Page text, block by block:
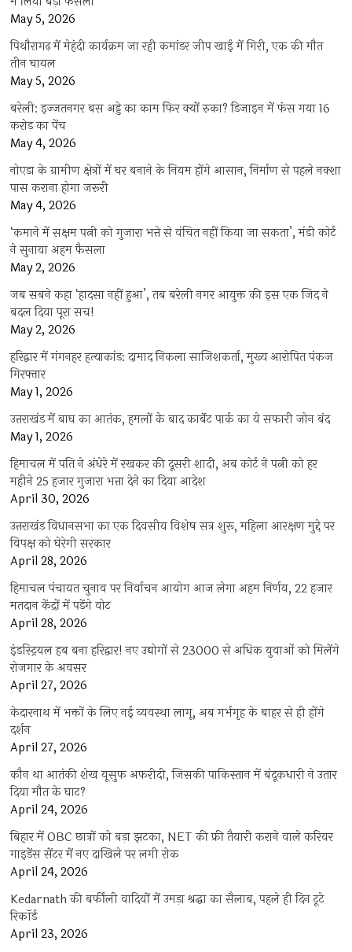
May 5, 2026
पिथौरागढ़ में मेहंदी कार्यक्रम जा रही कमांडर जीप खाई में गिरी, एक की मौत
तीन घायल
May 5, 2026
बरेली: इज्जतनगर बस अड्डे का काम फिर क्यों रुका? डिजाइन में फंस गया 16
करोड़ का पेंच
May 4, 2026
नोएडा के ग्रामीण क्षेत्रों में घर बनाने के नियम होंगे आसान, निर्माण से पहले नक्शा
पास कराना होगा जरूरी
May 4, 2026
‘कमाने में सक्षम पत्नी को गुजारा भत्ते से वंचित नहीं किया जा सकता’, मंडी कोर्ट
ने सुनाया अहम फैसला
May 2, 2026
जब सबने कहा ‘हादसा नहीं हुआ’, तब बरेली नगर आयुक्त की इस एक जिद ने
बदल दिया पूरा सच!
May 2, 2026
हरिद्वार में गंगनहर हत्याकांड: दामाद निकला साजिशकर्ता, मुख्य आरोपित पंकज
गिरफ्तार
May 1, 2026
उत्तराखंड में बाघ का आतंक, हमलों के बाद कार्बेट पार्क का ये सफारी जोन बंद
May 1, 2026
हिमाचल में पति ने अंधेरे में रखकर की दूसरी शादी, अब कोर्ट ने पत्नी को हर
महीने 25 हजार गुजारा भत्ता देने का दिया आदेश
April 30, 2026
उत्तराखंड विधानसभा का एक दिवसीय विशेष सत्र शुरू, महिला आरक्षण मुद्दे पर
विपक्ष को घेरेगी सरकार
April 28, 2026
हिमाचल पंचायत चुनाव पर निर्वाचन आयोग आज लेगा अहम निर्णय, 22 हजार
मतदान केंद्रों में पड़ेंगे वोट
April 28, 2026
इंडस्ट्रियल हब बना हरिद्वार! नए उद्योगों से 23000 से अधिक युवाओं को मिलेंगे
रोजगार के अवसर
April 27, 2026
केदारनाथ में भक्तों के लिए नई व्यवस्था लागू, अब गर्भगृह के बाहर से ही होंगे
दर्शन
April 27, 2026
कौन था आतंकी शेख यूसुफ अफरीदी, जिसकी पाकिस्तान में बंदूकधारी ने उतार
दिया मौत के घाट?
April 24, 2026
बिहार में OBC छात्रों को बड़ा झटका, NET की फ्री तैयारी कराने वाले करियर
गाइडेंस सेंटर में नए दाखिले पर लगी रोक
April 24, 2026
Kedarnath की बर्फीली वादियों में उमड़ा श्रद्धा का सैलाब, पहले ही दिन टूटे
रिकॉर्ड
April 23, 2026